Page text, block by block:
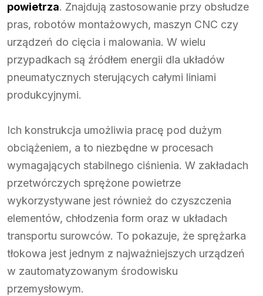
powietrza. Znajdują zastosowanie przy obsłudze
pras, robotów montażowych, maszyn CNC czy
urządzeń do cięcia i malowania. W wielu
przypadkach są źródłem energii dla układów
pneumatycznych sterujących całymi liniami
produkcyjnymi.
Ich konstrukcja umożliwia pracę pod dużym
obciążeniem, a to niezbędne w procesach
wymagających stabilnego ciśnienia. W zakładach
przetwórczych sprężone powietrze
wykorzystywane jest również do czyszczenia
elementów, chłodzenia form oraz w układach
transportu surowców. To pokazuje, że sprężarka
tłokowa jest jednym z najważniejszych urządzeń
w zautomatyzowanym środowisku
przemysłowym.